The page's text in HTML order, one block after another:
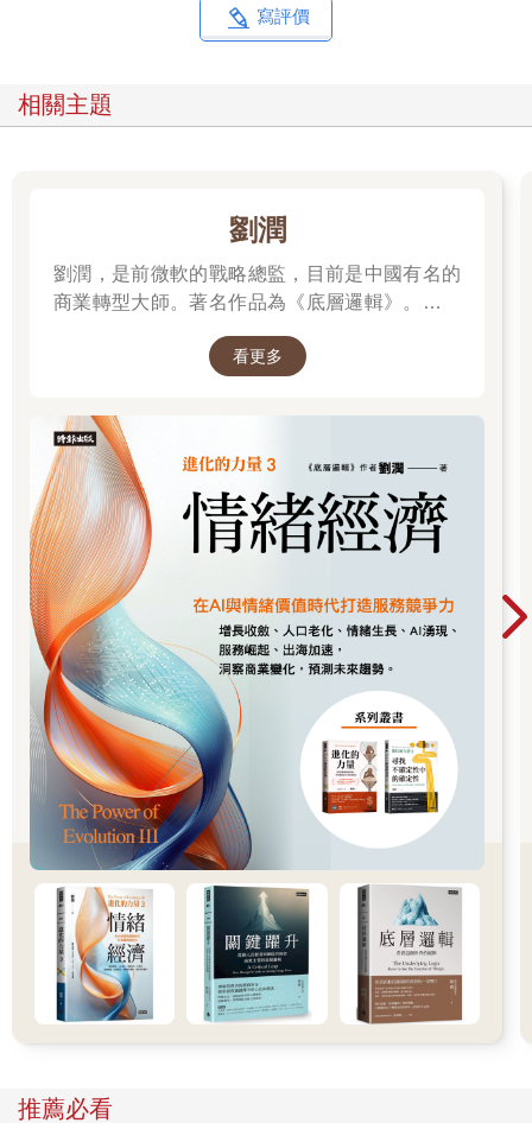
寫評價
相關主題
劉潤
劉潤，是前微軟的戰略總監，目前是中國有名的
商業轉型大師。著名作品為《底層邏輯》。唯有
的世界中，認清所有真相！
看更多
推薦必看